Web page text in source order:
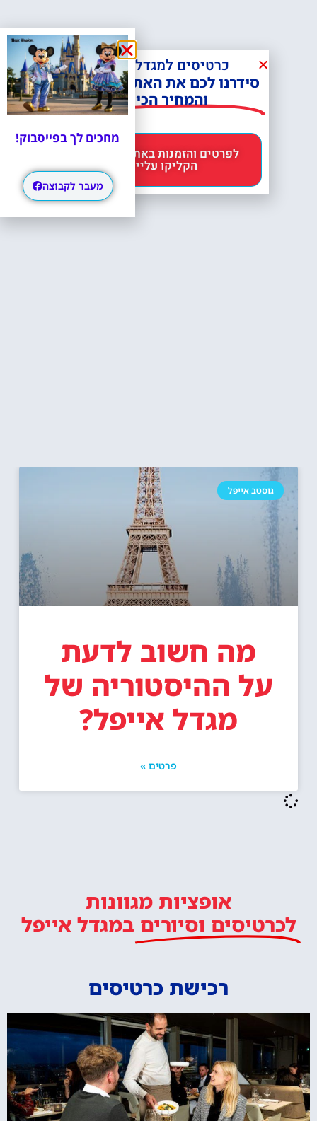
גוסטב אייפל
מה חשוב לדעת
על ההיסטוריה של
מגדל אייפל?
פרטים »
אופציות מגוונות
לכרטיסים וסיורים במגדל אייפל
רכישת כרטיסים
כרטיסים למגדל אייפל?
סידרנו לכם את האתר הכי אמין -
והמחיר הכי זול!
הקליקו עליי 😊
מחכים לך בפייסבוק!
מעבר לקבוצה